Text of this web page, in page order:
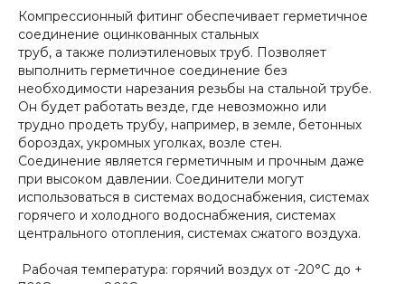
Компрессионный фитинг обеспечивает герметичное
соединение оцинкованных стальных
труб, а также полиэтиленовых труб. Позволяет
выполнить герметичное соединение без
необходимости нарезания резьбы на стальной трубе.
Он будет работать везде, где невозможно или
трудно продеть трубу, например, в земле, бетонных
бороздах, укромных уголках, возле стен.
Соединение является герметичным и прочным даже
при высоком давлении. Соединители могут
использоваться в системах водоснабжения, системах
горячего и холодного водоснабжения, системах
центрального отопления, системах сжатого воздуха.
Рабочая температура: горячий воздух от -20°С до +